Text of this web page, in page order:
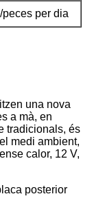
per dia
una nova
a mà, en
tradicionals, és
medi ambient,
calor, 12 V,
posterior